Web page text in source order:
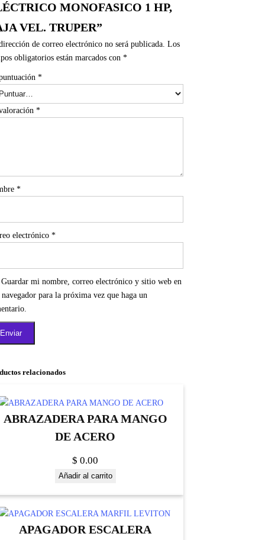
MONOFASICO 1 HP,
VEL. TRUPER”
de correo electrónico no será publicada. Los
obligatorios están marcados con *
*
*
*
electrónico *
Guardar mi nombre, correo electrónico y sitio web en
navegador para la próxima vez que haga un
relacionados
ABRAZADERA PARA MANGO
DE ACERO
$ 0.00
Añadir al carrito
APAGADOR ESCALERA